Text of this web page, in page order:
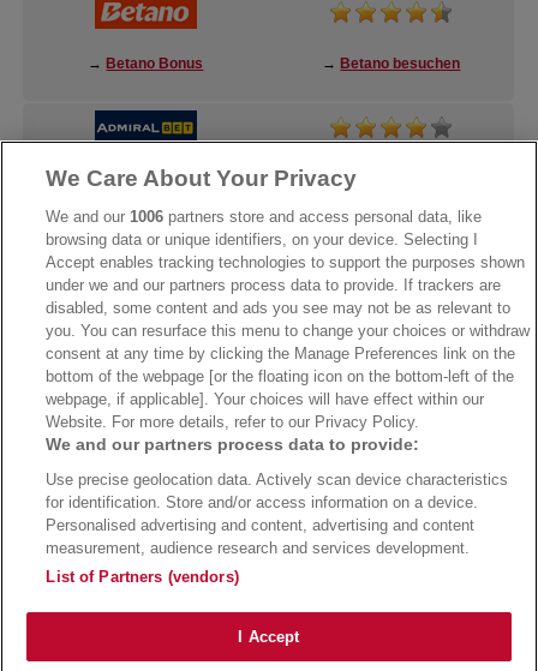
→ Betano Bonus → Betano besuchen
→AdmiralBet Bonus →AdmiralBet besuchen
→Bwin Bonus →Bwin besuchen
Alle Anbieter auf dieser Webseite sind offiziell in Deutschland
Bundesligatrend Fussball Bundesliga Tipps
Verantwortung!
We Care About Your Privacy
We and our1006 partners store and access personal data, like
browsing data or unique identifiers, on your device. Selecting I
Accept enables tracking technologies to support the purposes shown
under we and our partners process data to provide. If trackers are
disabled, some content and ads you see may not be as relevant to
you. You can resurface this menu to change your choices or withdraw
consent at any time by clicking the Manage Preferences link on the
bottom of the webpage [or the floating icon on the bottom-left of the
webpage, if applicable]. Your choices will have effect within our
Website. For more details, refer to our Privacy Policy.
We and our partners process data to provide:
Use precise geolocation data. Actively scan device characteristics
for identification. Store and/or access information on a device.
Personalised advertising and content, advertising and content
measurement, audience research and services development.
List of Partners (vendors)
I Accept